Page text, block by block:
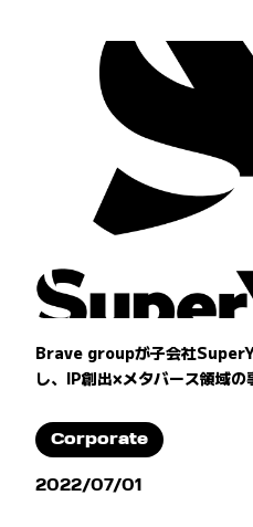
Brave groupが子会社
し、IP創出×メタバース領域の
Corporate
2022/07/01